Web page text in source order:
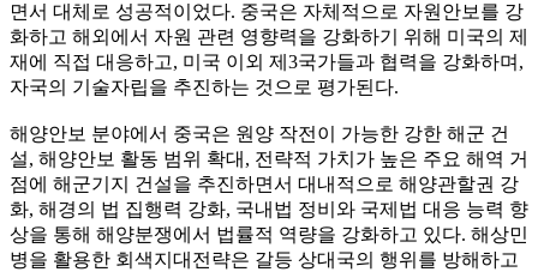
면서 대체로 성공적이었다. 중국은 자체적으로 자원안보를 강
화하고 해외에서 자원 관련 영향력을 강화하기 위해 미국의 제
재에 직접 대응하고, 미국 이외 제3국가들과 협력을 강화하며,
자국의 기술자립을 추진하는 것으로 평가된다.
해양안보 분야에서 중국은 원양 작전이 가능한 강한 해군 건
설, 해양안보 활동 범위 확대, 전략적 가치가 높은 주요 해역 거
점에 해군기지 건설을 추진하면서 대내적으로 해양관할권 강
화, 해경의 법 집행력 강화, 국내법 정비와 국제법 대응 능력 향
상을 통해 해양분쟁에서 법률적 역량을 강화하고 있다. 해상민
병을 활용한 회색지대전략은 갈등 상대국의 행위를 방해하고